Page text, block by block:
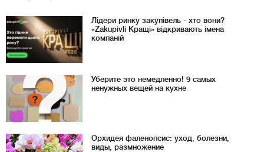
Лідери ринку закупівель - хто вони?
«Zakupivli Кращі» відкривають імена
компаній
Уберите это немедленно! 9 самых
ненужных вещей на кухне
Орхидея фаленопсис: уход, болезни,
виды, размножение